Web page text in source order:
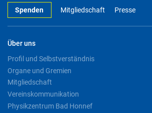
Spenden Mitgliedschaft Presse
Über uns
Profil und Selbstverständnis
Organe und Gremien
Mitgliedschaft
Vereinskommunikation
Physikzentrum Bad Honnef